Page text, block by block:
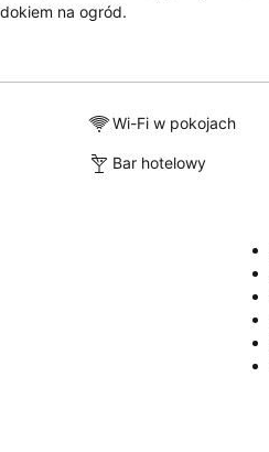
na ogród.
Wi-Fi w pokojach
Bar hotelowy